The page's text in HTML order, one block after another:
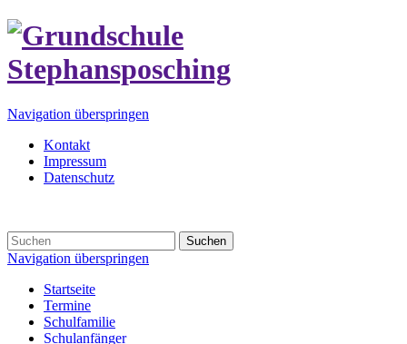
Navigation überspringen
Kontakt
Impressum
Datenschutz
Suchen
Navigation überspringen
Startseite
Termine
Schulfamilie
Schulanfänger